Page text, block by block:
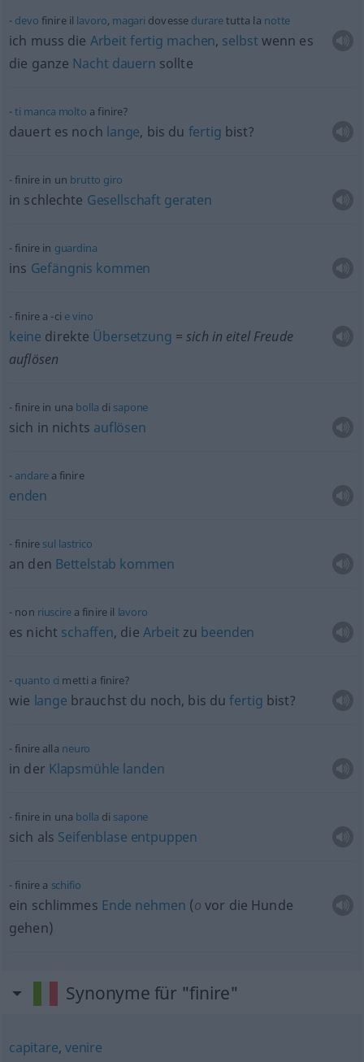
devo finire il lavoro, magari dovesse duraretutta la notte
ich muss die Arbeit fertig machen, selbst wenn es
die ganze Nacht dauern sollte
ti manca molto a finire?
dauert es noch lange, bis du fertig bist?
finire in un brutto giro
in schlechte Gesellschaft geraten
finire in guardina
ins Gefängnis kommen
finire a -ci evino
keine direkte Übersetzung = sich in eitel Freude
auflösen
finire in una bolla di sapone
sich in nichts auflösen
andarea finire
enden
finire sul lastrico
an den Bettelstab kommen
non riuscirea finire il lavoro
es nicht schaffen, die Arbeit zu beenden
quanto ci metti a finire?
wie lange brauchst du noch, bis dufertig bist?
finire alla neuro
in der Klapsmühle landen
finire in una bolla di sapone
sich als Seifenblase entpuppen
finire a schifio
ein schlimmes Ende nehmen (o vor die Hunde
gehen)
Synonyme für "finire"
capitare, venire